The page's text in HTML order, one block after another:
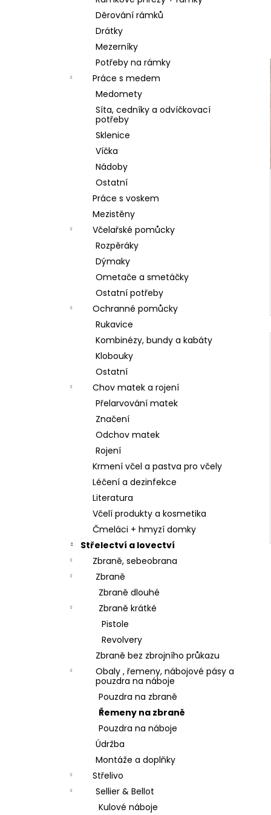
Děrování rámků
Drátky
Mezerníky
Potřeby na rámky
Práce s medem
Medomety
Síta, cedníky a odvíčkovací
potřeby
Sklenice
Víčka
Nádoby
Ostatní
Práce s voskem
Mezistěny
Včelařské pomůcky
Rozpěráky
Dýmaky
Ometače a smetáčky
Ostatní potřeby
Ochranné pomůcky
Rukavice
Kombinézy, bundy a kabáty
Klobouky
Ostatní
Chov matek a rojení
Přelarvování matek
Značení
Odchov matek
Rojení
Krmení včel a pastva pro včely
Léčení a dezinfekce
Literatura
Včelí produkty a kosmetika
Čmeláci + hmyzí domky
Střelectví a lovectví
Zbraně, sebeobrana
Zbraně
Zbraně dlouhé
Zbraně krátké
Pistole
Revolvery
Zbraně bez zbrojního průkazu
Obaly , řemeny, nábojové pásy a
pouzdra na náboje
Pouzdra na zbraně
Řemeny na zbraně
Pouzdra na náboje
Údržba
Montáže a doplňky
Střelivo
Sellier & Bellot
Kulové náboje
i
SKLENICE SVAZOVÁ VČELA 770ML BEZ